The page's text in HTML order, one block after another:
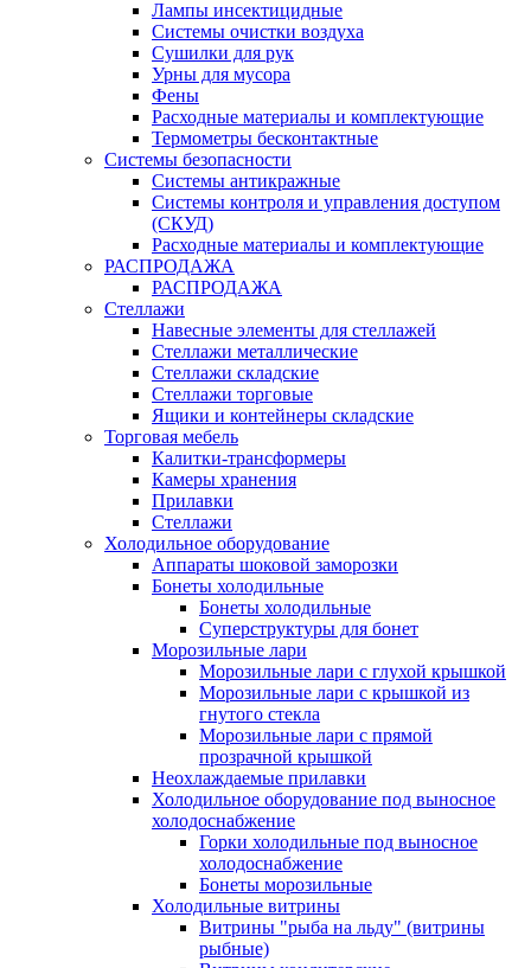
Лампы инсектицидные
Системы очистки воздуха
Сушилки для рук
Урны для мусора
Фены
Расходные материалы и комплектующие
Термометры бесконтактные
Системы безопасности
Системы антикражные
Системы контроля и управления доступом
(СКУД)
Расходные материалы и комплектующие
РАСПРОДАЖА
РАСПРОДАЖА
Стеллажи
Навесные элементы для стеллажей
Стеллажи металлические
Стеллажи складские
Стеллажи торговые
Ящики и контейнеры складские
Торговая мебель
Калитки-трансформеры
Камеры хранения
Прилавки
Стеллажи
Холодильное оборудование
Аппараты шоковой заморозки
Бонеты холодильные
Бонеты холодильные
Суперструктуры для бонет
Морозильные лари
Морозильные лари с глухой крышкой
Морозильные лари с крышкой из
гнутого стекла
Морозильные лари с прямой
прозрачной крышкой
Неохлаждаемые прилавки
Холодильное оборудование под выносное
холодоснабжение
Горки холодильные под выносное
холодоснабжение
Бонеты морозильные
Холодильные витрины
Витрины "рыба на льду" (витрины
рыбные)